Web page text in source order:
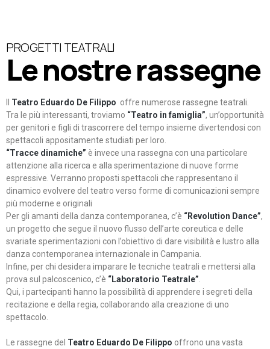
PROGETTI TEATRALI
Le nostre rassegne
Teatro Eduardo De Filippo offre numerose rassegne teatrali.
Tra le più interessanti, troviamo “Teatro in famiglia”, un’opportunità
per genitori e figli di trascorrere del tempo insieme divertendosi con
spettacoli appositamente studiati per loro.
“Tracce dinamiche” è invece una rassegna con una particolare
attenzione alla ricerca e alla sperimentazione di nuove forme
espressive. Verranno proposti spettacoli che rappresentano il
dinamico evolvere del teatro verso forme di comunicazioni sempre
più moderne e originali
Per gli amanti della danza contemporanea, c’è “Revolution Dance”,
un progetto che segue il nuovo flusso dell’arte coreutica e delle
svariate sperimentazioni con l’obiettivo di dare visibilità e lustro alla
danza contemporanea internazionale in Campania.
Infine, per chi desidera imparare le tecniche teatrali e mettersi alla
prova sul palcoscenico, c’è “Laboratorio Teatrale”
Qui, i partecipanti hanno la possibilità di apprendere i segreti della
recitazione e della regia, collaborando alla creazione di uno
spettacolo.
Le rassegne del Teatro Eduardo De Filippo offrono una vasta